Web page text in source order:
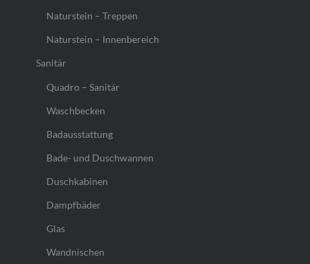
Naturstein – Treppen
Naturstein – Innenbereich
Sanitär
Quadro – Sanitär
Waschbecken
Badausstattung
Bade- und Duschwannen
Duschkabinen
Dampfbäder
Glas
Wandnischen